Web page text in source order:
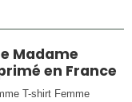
Madame
en France
T-shirt Femme